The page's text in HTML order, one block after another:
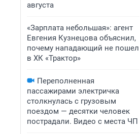
августа
«Зарплата небольшая»: агент
Евгения Кузнецова объяснил,
почему нападающий не пошел
в ХК «Трактор»
Переполненная
пассажирами электричка
столкнулась с грузовым
поездом — десятки человек
пострадали. Видео с места ЧП